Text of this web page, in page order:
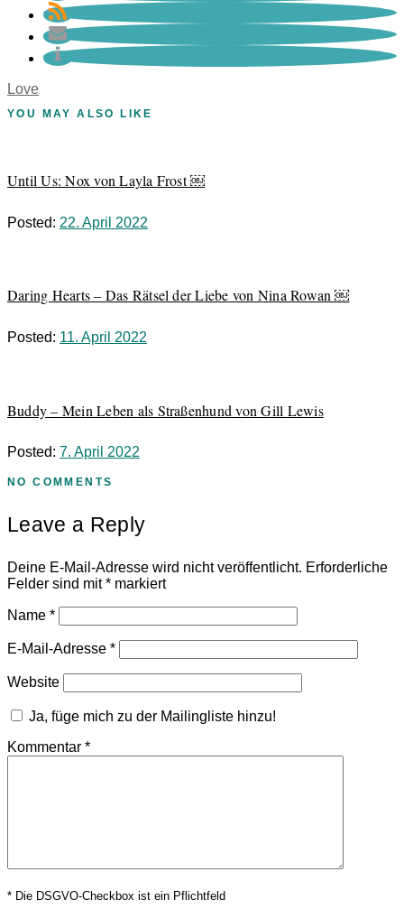
Love
YOU MAY ALSO LIKE
Until Us: Nox von Layla Frost ￼
Posted: 22. April 2022
Daring Hearts – Das Rätsel der Liebe von Nina Rowan ￼
Posted: 11. April 2022
Buddy – Mein Leben als Straßenhund von Gill Lewis
Posted: 7. April 2022
NO COMMENTS
Leave a Reply
Deine E-Mail-Adresse wird nicht veröffentlicht. Erforderliche
Felder sind mit* markiert
Name *
E-Mail-Adresse *
Website
Ja, füge mich zu der Mailingliste hinzu!
Kommentar *
* Die DSGVO-Checkbox ist ein Pflichtfeld